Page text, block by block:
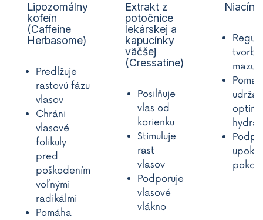
Lipozomálny
kofeín
(Caffeine
Herbasome)
Predlžuje
rastovú fázu
vlasov
Chráni
vlasové
folikuly
pred
poškodením
voľnými
radikálmi
Pomáha
Extrakt z
potočnice
lekárskej a
kapucínky
väčšej
(Cressatine)
Posilňuje
vlas od
korienku
Stimuluje
rast
vlasov
Podporuje
vlasové
vlákno
tvorbu
mazu
udržať